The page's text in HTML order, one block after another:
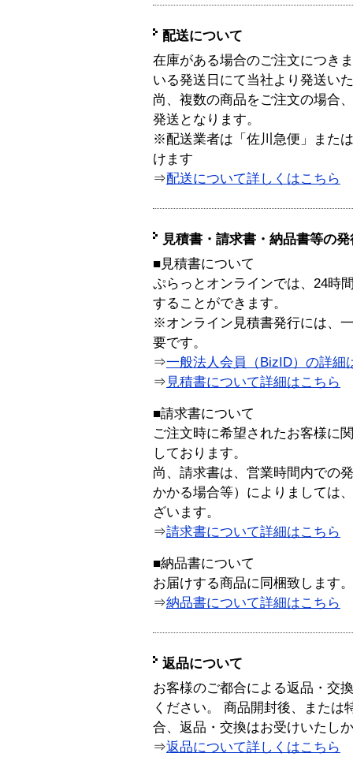
配送について
在庫がある場合のご注文につき
いる発送日にて当社より発送い
尚、複数の商品をご注文の場合
発送となります。
※配送業者は「佐川急便」また
けます
⇒配送について詳しくはこちら
見積書・請求書・納品書等の
■見積書について
ぷらっとオンラインでは、24時
することができます。
※オンライン見積書発行には、
要です。
⇒一般法人会員（BizID）の詳細
⇒ 見積書について詳細はこちら
■請求書について
ご注文時に希望されたお客様に
しております。
尚、請求書は、営業時間内での
かかる場合等）によりましては
ざいます。
⇒請求書について詳細はこちら
■納品書について
お届けする商品に同梱致します。
⇒納品書について詳細はこちら
返品について
お客様のご都合による返品・交
ください。 商品開封後、または
合、返品・交換はお受けいたし
⇒返品について詳しくはこちら